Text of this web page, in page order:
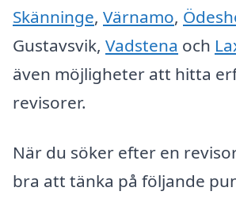
Skänninge, Värnamo,
Gustavsvik, Vadstena och
även möjligheter att hitta
revisorer.
När du söker efter en
bra att tänka på följande